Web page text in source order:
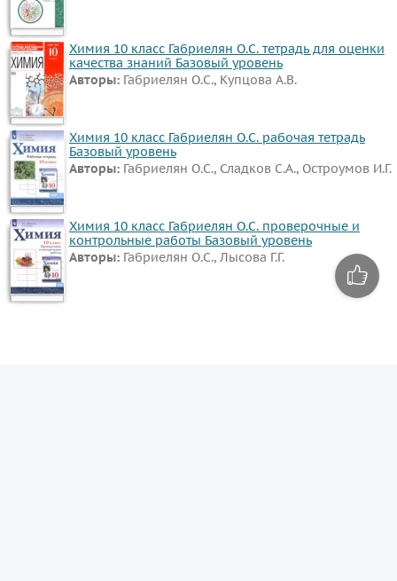
Химия 10 класс Габриелян О.С. тетрадь для оценки
качества знаний Базовый уровень
Авторы: Габриелян О.С., Купцова А.В.
Химия 10 класс Габриелян О.С. рабочая тетрадь
Базовый уровень
Авторы: Габриелян О.С., Сладков С.А., Остроумов И.Г.
Химия 10 класс Габриелян О.С. проверочные и
контрольные работы Базовый уровень
Авторы: Габриелян О.С., Лысова Г.Г.